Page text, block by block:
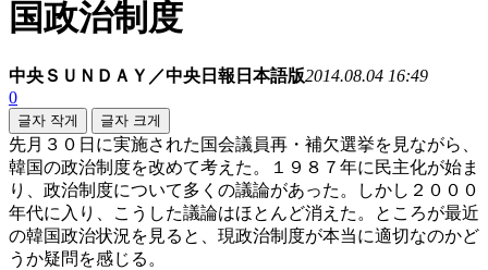
国政治制度
中央ＳＵＮＤＡＹ／中央日報日本語版2014.08.04 16:49
0
글자 작게 글자 크게
先月３０日に実施された国会議員再・補欠選挙を見ながら、
韓国の政治制度を改めて考えた。１９８７年に民主化が始ま
り、政治制度について多くの議論があった。しかし２０００
年代に入り、こうした議論はほとんど消えた。ところが最近
の韓国政治状況を見ると、現政治制度が本当に適切なのかど
うか疑問を感じる。